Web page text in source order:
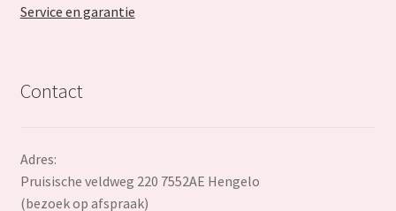
Service en garantie
Contact
Adres:
Pruisische veldweg 220 7552AE Hengelo
(bezoek op afspraak)